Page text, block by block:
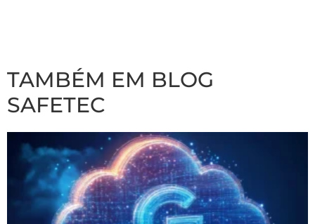
TAMBÉM EM BLOG
SAFETEC